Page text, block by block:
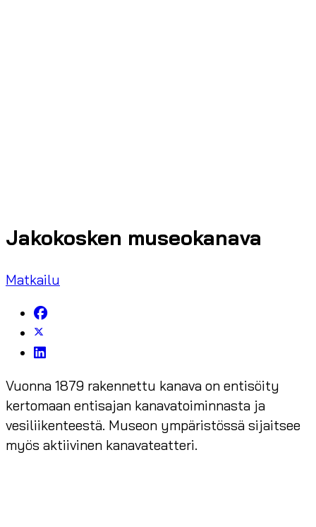
Jakokosken museokanava
Matkailu
Vuonna 1879 rakennettu kanava on entisöity
kertomaan entisajan kanavatoiminnasta ja
vesiliikenteestä. Museon ympäristössä sijaitsee
myös aktiivinen kanavateatteri.